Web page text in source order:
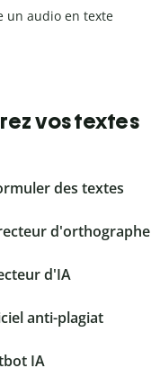
un audio en texte
vos textes
des textes
d'orthographe
d'IA
anti-plagiat
IA